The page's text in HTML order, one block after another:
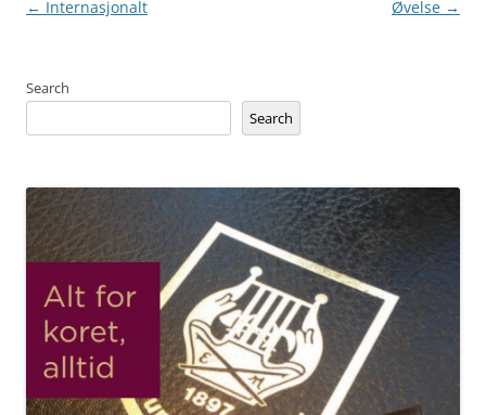
Post
← Internasjonalt Øvelse →
Search
Search